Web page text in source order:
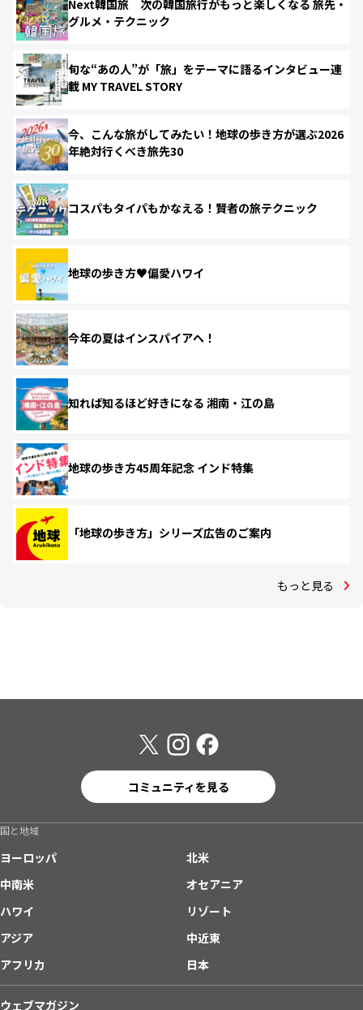
Next韓国旅 次の韓国旅行がもっと楽しくなる 旅先・
グルメ・テクニック
旬な“あの人”が「旅」をテーマに語るインタビュー連
載 MY TRAVEL STORY
今、こんな旅がしてみたい！地球の歩き方が選ぶ2026
年絶対行くべき旅先30
コスパもタイパもかなえる！賢者の旅テクニック
地球の歩き方♥偏愛ハワイ
今年の夏はインスパイアへ！
知れば知るほど好きになる 湘南・江の島
地球の歩き方45周年記念 インド特集
「地球の歩き方」シリーズ広告のご案内
もっと見る
コミュニティを見る
国と地域
ヨーロッパ
北米
中南米
オセアニア
ハワイ
リゾート
アジア
中近東
アフリカ
日本
ウェブマガジン